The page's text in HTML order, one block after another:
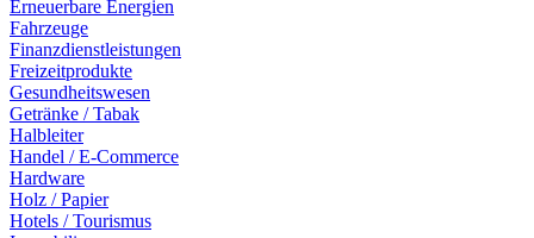
Erneuerbare Energien
Fahrzeuge
Finanzdienstleistungen
Freizeitprodukte
Gesundheitswesen
Getränke / Tabak
Halbleiter
Handel / E-Commerce
Hardware
Holz / Papier
Hotels / Tourismus